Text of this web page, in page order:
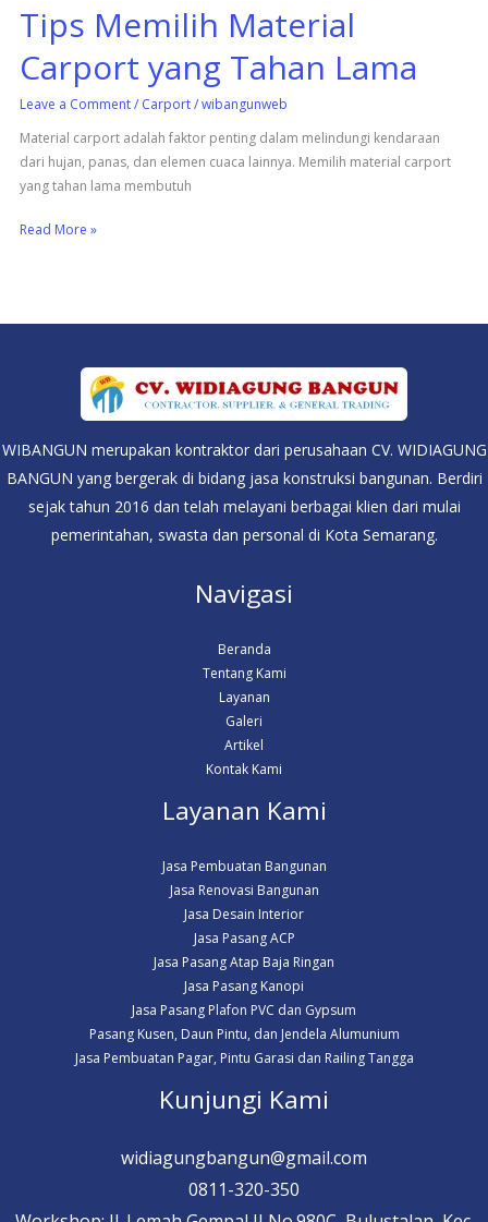
Tips Memilih Material
Carport yang Tahan Lama
Leave a Comment / Carport/wibangunweb
Material carport adalah faktor penting dalam melindungi kendaraan
dari hujan, panas, dan elemen cuaca lainnya. Memilih material carport
yang tahan lama membutuh
Read More »
WIBANGUN merupakan kontraktor dari perusahaan CV. WIDIAGUNG
BANGUN yang bergerak di bidang jasa konstruksi bangunan. Berdiri
sejak tahun 2016 dan telah melayani berbagai klien dari mulai
pemerintahan, swasta dan personal di Kota Semarang.
Navigasi
Beranda
Tentang Kami
Layanan
Galeri
Artikel
Kontak Kami
Layanan Kami
Jasa Pembuatan Bangunan
Jasa Renovasi Bangunan
Jasa Desain Interior
Jasa Pasang ACP
Jasa Pasang Atap Baja Ringan
Jasa Pasang Kanopi
Jasa Pasang Plafon PVC dan Gypsum
Pasang Kusen, Daun Pintu, dan Jendela Alumunium
Jasa Pembuatan Pagar, Pintu Garasi dan Railing Tangga
Kunjungi Kami
widiagungbangun@gmail.com
0811-320-350